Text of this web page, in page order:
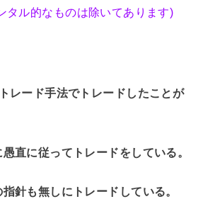
タル的なものは除いてあります)
ード手法でトレードしたことが
に従ってトレードをしている。
も無しにトレードしている。